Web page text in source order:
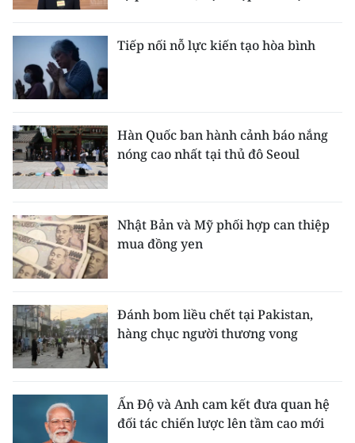
Tiếp nối nỗ lực kiến tạo hòa bình
Hàn Quốc ban hành cảnh báo nắng
nóng cao nhất tại thủ đô Seoul
Nhật Bản và Mỹ phối hợp can thiệp
mua đồng yen
Đánh bom liều chết tại Pakistan,
hàng chục người thương vong
Ấn Độ và Anh cam kết đưa quan hệ
đối tác chiến lược lên tầm cao mới